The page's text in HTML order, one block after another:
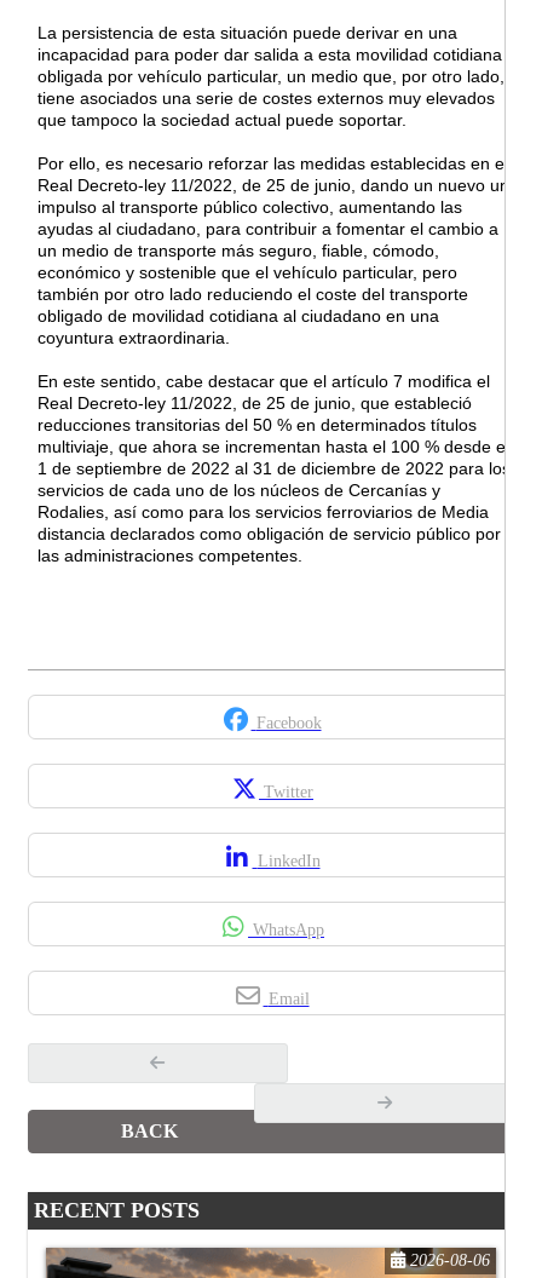
La persistencia de esta situación puede derivar en una
incapacidad para poder dar salida a esta movilidad cotidiana
obligada por vehículo particular, un medio que, por otro lado,
tiene asociados una serie de costes externos muy elevados
que tampoco la sociedad actual puede soportar.
Por ello, es necesario reforzar las medidas establecidas en el
Real Decreto-ley 11/2022, de 25 de junio, dando un nuevo un
impulso al transporte público colectivo, aumentando las
ayudas al ciudadano, para contribuir a fomentar el cambio a
un medio de transporte más seguro, fiable, cómodo,
económico y sostenible que el vehículo particular, pero
también por otro lado reduciendo el coste del transporte
obligado de movilidad cotidiana al ciudadano en una
coyuntura extraordinaria.
En este sentido, cabe destacar que el artículo 7 modifica el
Real Decreto-ley 11/2022, de 25 de junio, que estableció
reducciones transitorias del 50 % en determinados títulos
multiviaje, que ahora se incrementan hasta el 100 % desde el
1 de septiembre de 2022 al 31 de diciembre de 2022 para los
servicios de cada uno de los núcleos de Cercanías y
Rodalies, así como para los servicios ferroviarios de Media
distancia declarados como obligación de servicio público por
las administraciones competentes.
Facebook
Twitter
LinkedIn
WhatsApp
Email
BACK
RECENT POSTS
2026-08-06